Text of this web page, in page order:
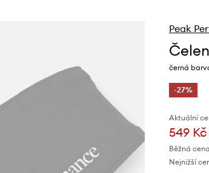
Peak
černá
-27%
Aktuální
549 Kč
Běžná
Nejnižší